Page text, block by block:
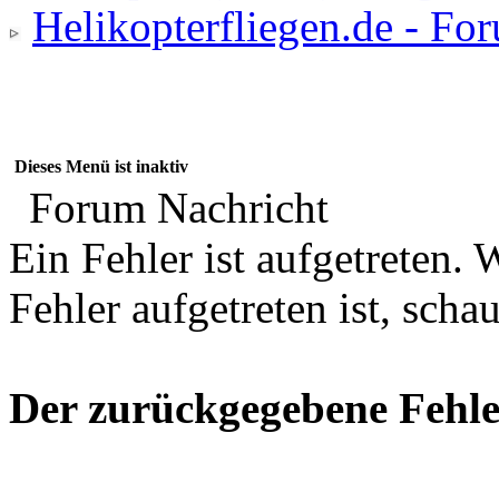
Helikopterfliegen.de -
Dieses Menü ist inaktiv
Forum Nachricht
Ein Fehler ist aufgetreten.
Fehler aufgetreten ist,
Der zurückgegebene